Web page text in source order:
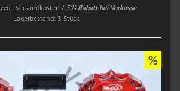
zzgl. Versandkosten / 5% Rabatt bei Vorkasse
Lagerbestand: 3 Stück
%